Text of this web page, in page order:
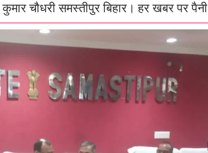
चौधरी समस्तीपुर बिहार। हर खबर पर